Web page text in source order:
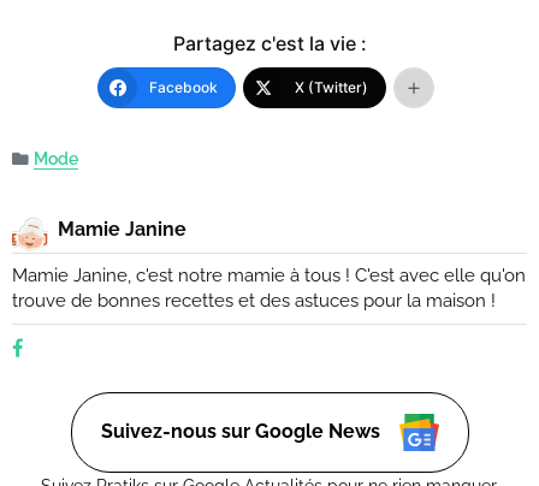
Partagez c'est la vie :
Facebook X (Twitter)
Mode
Mamie Janine
Mamie Janine, c'est notre mamie à tous ! C'est avec elle qu'on
trouve de bonnes recettes et des astuces pour la maison !
Suivez-nous sur Google News